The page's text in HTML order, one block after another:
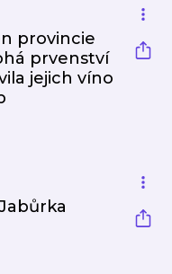
provincie
prvenství
jejich víno